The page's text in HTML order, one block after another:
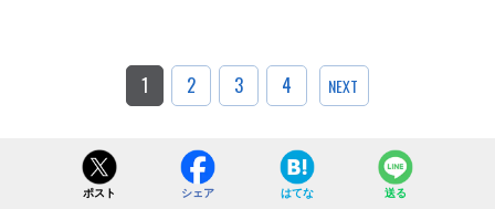
1 2 3 4 NEXT
ポスト シェア はてな 送る